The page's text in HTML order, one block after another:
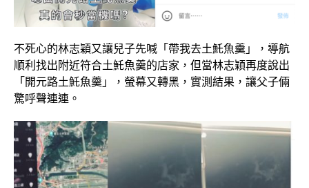
不死心的林志穎又讓兒子先喊「帶我去土魠魚羹」，導航
順利找出附近符合土魠魚羹的店家，但當林志穎再度說出
「開元路土魠魚羹」，螢幕又轉黑，實測結果，讓父子倆
驚呼聲連連。